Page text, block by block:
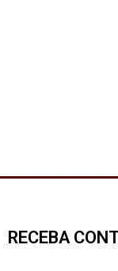
RECEBA